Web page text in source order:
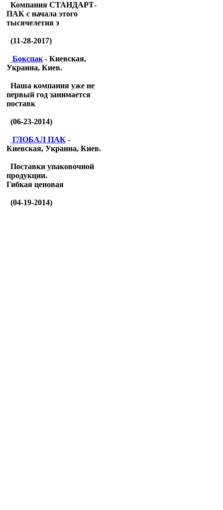
Компания СТАНДАРТ-
ПАК с начала этого
тысячелетия э
(11-28-2017)
Бокспак - Киевская,
Украина, Киев.
Наша компания уже не
первый год занимается
поставк
(06-23-2014)
ГЛОБАЛ ПАК -
Киевская, Украина, Киев.
Поставки упаковочной
продукции.
Гибкая ценовая
(04-19-2014)